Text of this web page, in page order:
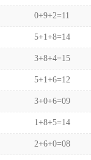
0+9+2=11
5+1+8=14
3+8+4=15
5+1+6=12
3+0+6=09
1+8+5=14
2+6+0=08